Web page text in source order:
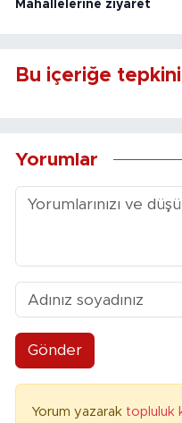
Mahallelerine ziyaret
Bu içeriğe
Yorumlar
Gönder
Yorum yazarak topluluk